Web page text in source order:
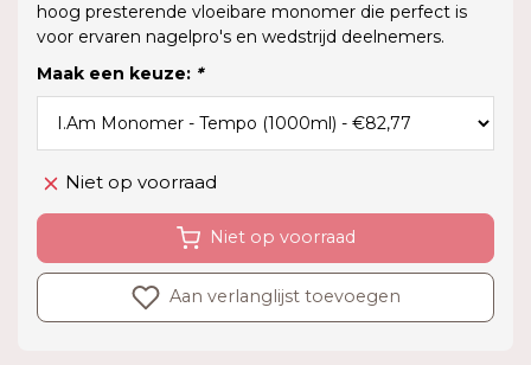
hoog presterende vloeibare monomer die perfect is
voor ervaren nagelpro's en wedstrijd deelnemers.
Maak een keuze: *
Niet op voorraad
Niet op voorraad
Aan verlanglijst toevoegen